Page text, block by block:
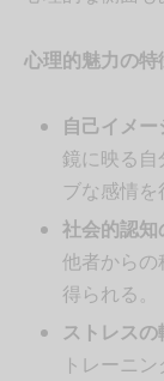
心理的魅力の特
自己イメ
鏡に映る
ブな感情を
社会的認知
他者から
得られる。
ストレスの
トレーニ